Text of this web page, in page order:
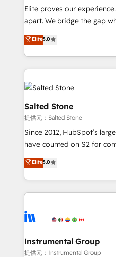
not a template. ➤
CRM. Zero downtime, full
revenue process. Sales,
together. ➤ AI and
rollouts, adoption coaching. Buying HubSpot,
built for the work.
Elite proves our
apart. We bridge the gap where most agencies fall
short by combining GTM
execution to solve the right
solution. As the only firm in the world to hold Elite
Partner Accreditations
our clients gain a unique
architecture, pipeline
and go-to-market execution. Why B2B Businesses
Choose RP: - Secure: Soc2 compliant 🛡️ - Pricing:
Implementations starting at
in 14 days ⚡ - Global: 250 professionals across five
Partner 🪴 - Sales Hub: More implementations than
hire a technical agency for a
partner built to solve both.
Elite5.0
Salted Stone
提供元：Salted Stone
Since 2012, HubSpot’s
have counted on S2 for
management, systems
solutions that deliver
transform brand experiences As one of the few
service creative agencies
winning design to build
marketing campaigns, &
fuel long-term success We connect the entire
Elite5.0
Instrumental Group
提供元：Instrumental Group